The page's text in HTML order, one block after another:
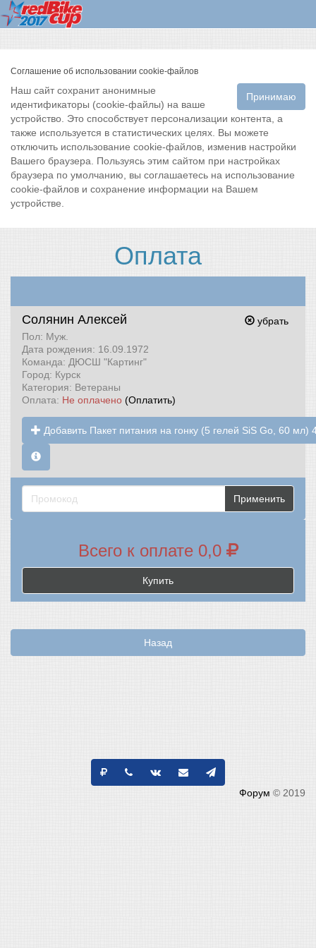
Соглашение об использовании cookie-файлов
Принимаю
Наш сайт сохранит анонимные
идентификаторы (cookie-файлы) на ваше
устройство. Это способствует персонализации контента, а
также используется в статистических целях. Вы можете
отключить использование cookie-файлов, изменив настройки
Вашего браузера. Пользуясь этим сайтом при настройках
браузера по умолчанию, вы соглашаетесь на использование
cookie-файлов и сохранение информации на Вашем
устройстве.
Оплата
убрать
Солянин Алексей
Пол: Муж.
Дата рождения: 16.09.1972
Команда: ДЮСШ "Картинг"
Город: Курск
Категория: Ветераны
Оплата: Не оплачено (Оплатить)
Добавить Пакет питания на гонку (5 гелей SiS Go, 60
Применить
Всего к оплате 0,0
Купить
Назад
Форум © 2019